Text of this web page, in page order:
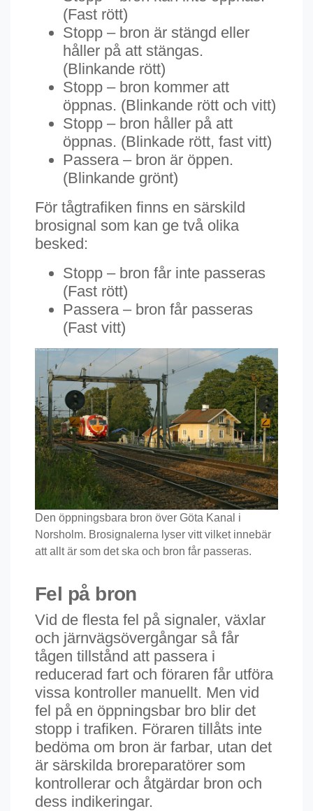
(Fast rött)
Stopp – bron är stängd eller
håller på att stängas.
(Blinkande rött)
Stopp – bron kommer att
öppnas. (Blinkande rött och vitt)
Stopp – bron håller på att
öppnas. (Blinkade rött, fast vitt)
Passera – bron är öppen.
(Blinkande grönt)
För tågtrafiken finns en särskild
brosignal som kan ge två olika
besked:
Stopp – bron får inte passeras
(Fast rött)
Passera – bron får passeras
(Fast vitt)
Den öppningsbara bron över Göta Kanal i
Norsholm. Brosignalerna lyser vitt vilket innebär
att allt är som det ska och bron får passeras.
Fel på bron
Vid de flesta fel på signaler, växlar
och järnvägsövergångar så får
tågen tillstånd att passera i
reducerad fart och föraren får utföra
vissa kontroller manuellt. Men vid
fel på en öppningsbar bro blir det
stopp i trafiken. Föraren tillåts inte
bedöma om bron är farbar, utan det
är särskilda broreparatörer som
kontrollerar och åtgärdar bron och
dess indikeringar.